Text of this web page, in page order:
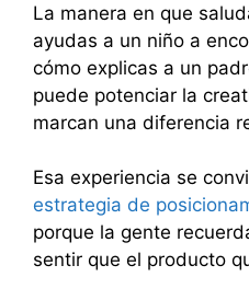
La manera en que
ayudas a un niño a
cómo explicas a un
puede potenciar la
marcan una diferencia
Esa experiencia se
estrategia de
porque la gente
sentir que el producto